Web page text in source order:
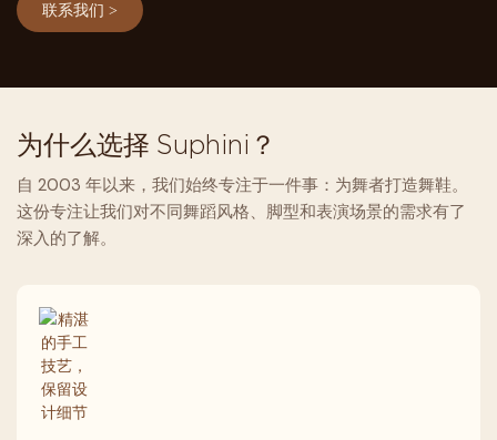
联系我们 >
为什么选择 Suphini？
自 2003 年以来，我们始终专注于一件事：为舞者打造舞鞋。
这份专注让我们对不同舞蹈风格、脚型和表演场景的需求有了
深入的了解。